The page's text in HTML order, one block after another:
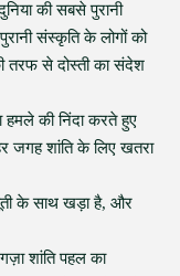
की सबसे पुरानी
संस्कृति के लोगों को
तरफ से दोस्ती का संदेश
हमले की निंदा करते हुए
जगह शांति के लिए खतरा
के साथ खड़ा है, और
शांति पहल का